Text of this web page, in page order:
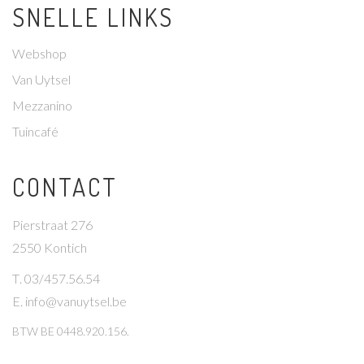
SNELLE LINKS
Webshop
Van Uytsel
Mezzanino
Tuincafé
CONTACT
Pierstraat 276
2550 Kontich
T. 03/457.56.54
E. info@vanuytsel.be
BTW BE 0448.920.156.